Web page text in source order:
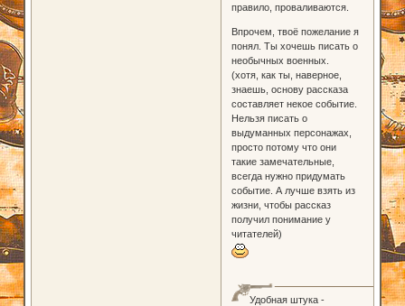
правило, проваливаются.
Впрочем, твоё пожелание я
понял. Ты хочешь писать о
необычных военных.
(хотя, как ты, наверное,
знаешь, основу рассказа
составляет некое событие.
Нельзя писать о
выдуманных персонажах,
просто потому что они
такие замечательные,
всегда нужно придумать
событие. А лучше взять из
жизни, чтобы рассказ
получил понимание у
читателей)
Удобная штука -